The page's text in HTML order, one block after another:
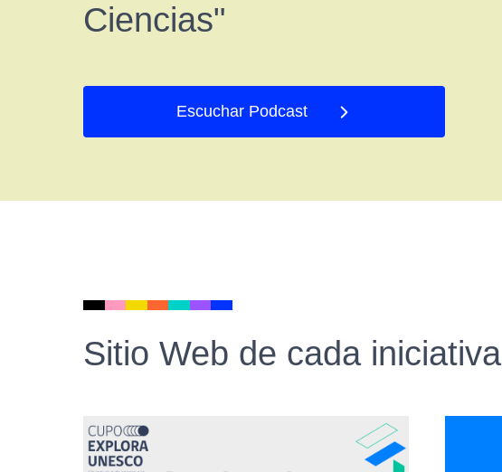
Ciencias"
Escuchar Podcast
Sitio Web de cada iniciativa